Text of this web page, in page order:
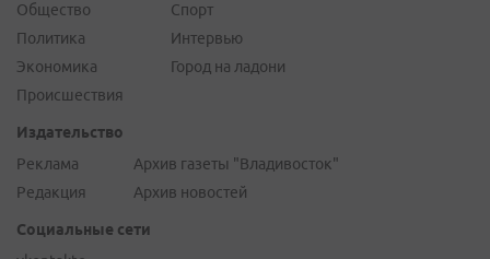
Общество
Политика
Экономика
Происшествия
Спорт
Интервью
Город на ладони
Издательство
Реклама
Редакция
Архив газеты "Владивосток"
Архив новостей
Социальные сети